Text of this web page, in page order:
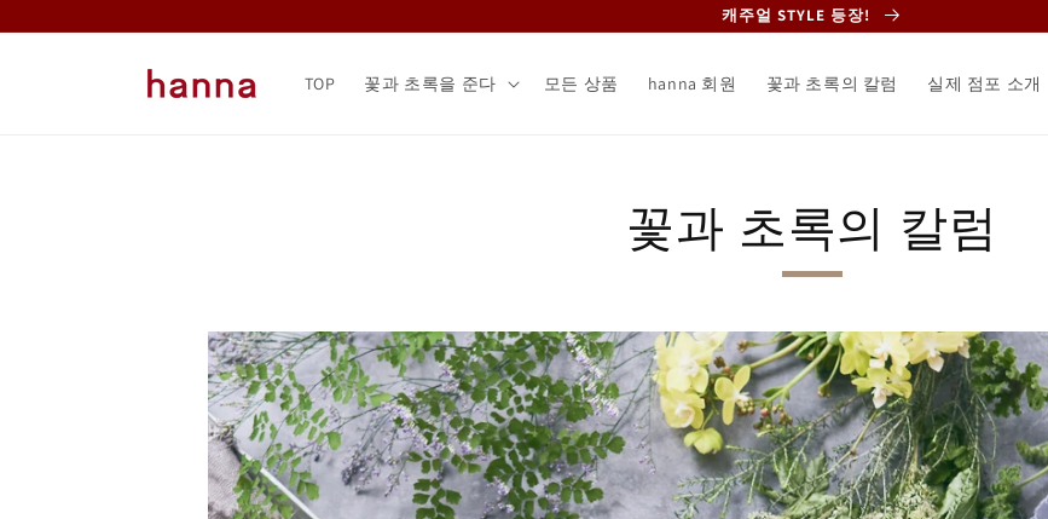
캐주얼 STYLE 등장!
TOP 꽃과 초록을 준다 모든 상품 hanna 회원 꽃과 초록의 칼럼 실제 점포 소개
꽃과 초록의 칼럼